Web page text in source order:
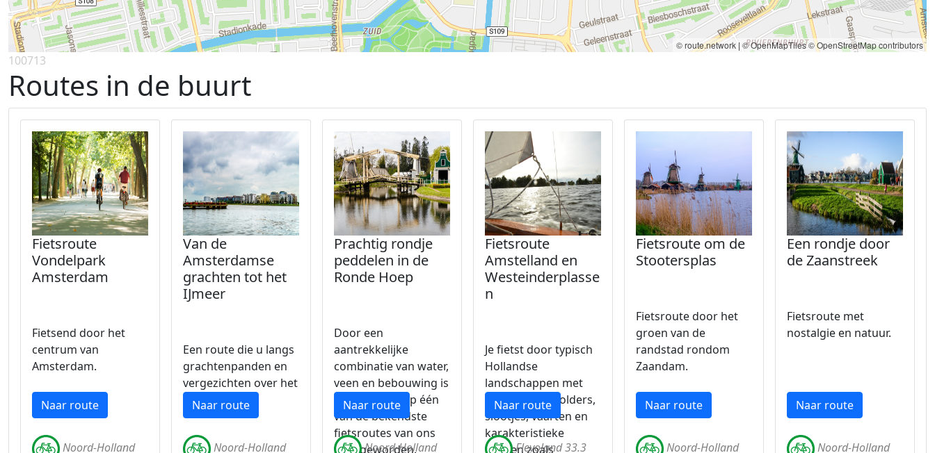
© route.network | © OpenMapTiles© OpenStreetMap contributors
100713
Routes in de buurt
Fietsroute
Vondelpark
Amsterdam
Fietsend door het
centrum van
Amsterdam.
Naar route
Noord-Holland
Van de
Amsterdamse
grachten tot het
IJmeer
Een route die u langs
grachtenpanden en
vergezichten over het
water brengt.
Naar route
Noord-Holland
Prachtig rondje
peddelen in de
Ronde Hoep
Door een
aantrekkelijke
combinatie van water,
veen en bebouwing is
De Ronde Hoep één
van de bekendste
fietsroutes van ons
land geworden.
Naar route
Noord-Holland
Fietsroute
Amstelland en
Westeinderplasse
n
Je fietst door typisch
Hollandse
landschappen met
uitgestrekte polders,
slootjes, vaarten en
karakteristieke
dorpen zoals
Naar route
Flevoland 33.3
Fietsroute om de
Stootersplas
Fietsroute door het
groen van de
randstad rondom
Zaandam.
Naar route
Noord-Holland
Een rondje door
de Zaanstreek
Fietsroute met
nostalgie en natuur.
Naar route
Noord-Holland